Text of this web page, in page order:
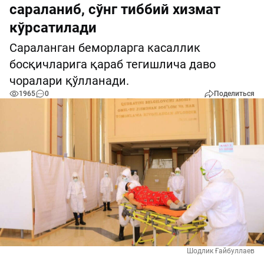
сараланиб, сўнг тиббий хизмат
кўрсатилади
Cараланган беморларга касаллик
босқичларига қараб тегишлича даво
чоралари қўлланади.
1965 0 Поделиться
Шодлик Ғайбуллаев